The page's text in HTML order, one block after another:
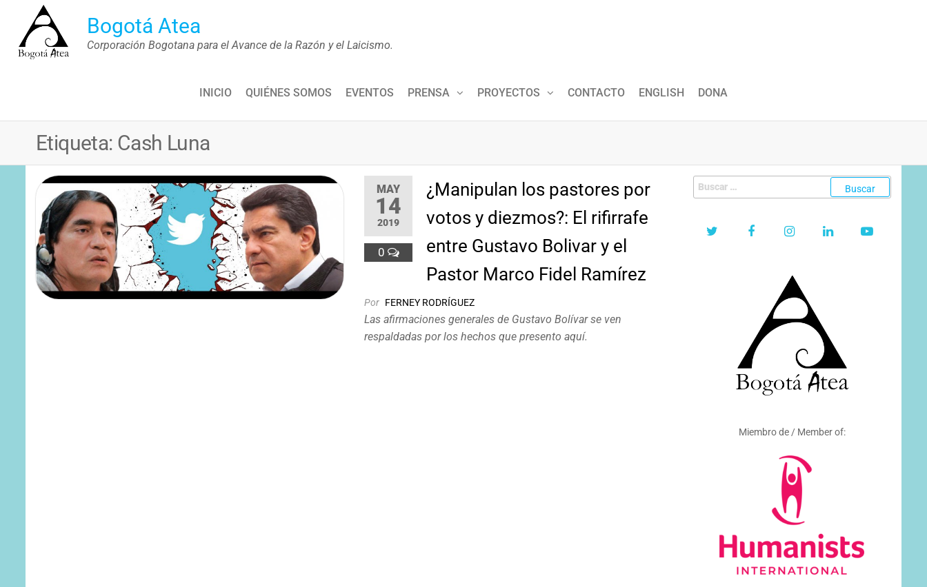
contenido
Bogotá Atea
Corporación Bogotana para el Avance de la Razón y el Laicismo.
INICIO QUIÉNES SOMOS EVENTOS PRENSA PROYECTOS CONTACTO ENGLISH DONA
Etiqueta: Cash Luna
MAY
14
2019
0
¿Manipulan los pastores por
votos y diezmos?: El rifirrafe
entre Gustavo Bolivar y el
Pastor Marco Fidel Ramírez
Por FERNEY RODRÍGUEZ
Las afirmaciones generales de Gustavo Bolívar se ven
respaldadas por los hechos que presento aquí.
Buscar:
Miembro de / Member of: